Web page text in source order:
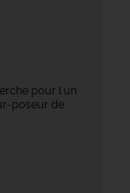
pour l'un
poseur de